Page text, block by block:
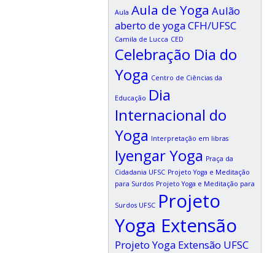
Aula Aula de Yoga Aulão
aberto de yoga CFH/UFSC
Camila de Lucca CED
Celebração Dia do
Yoga Centro de Ciências da
Educação Dia
Internacional do
Yoga Interpretação em libras
Iyengar Yoga Praça da
Cidadania UFSC Projeto Yoga e Meditação
para Surdos Projeto Yoga e Meditação para
Surdos UFSC Projeto
Yoga Extensão
Projeto Yoga Extensão UFSC